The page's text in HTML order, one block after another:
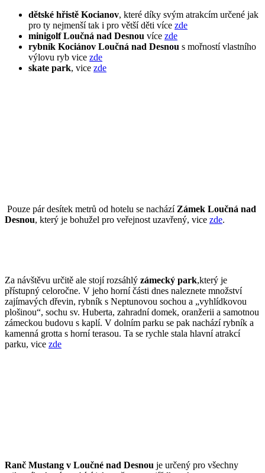
dětské hřistě Kocianov, které díky svým atrakcím určené jak
pro ty nejmenší tak i pro větší děti více zde
minigolf Loučná nad Desnou více zde
rybník Kociánov Loučná nad Desnou s mořností vlastního
výlovu ryb vice zde
skate park, vice zde
Pouze pár desítek metrů od hotelu se nacházíZámek Loučná nad
Desnou, který je bohužel pro veřejnost uzavřený, vice zde.
Za návštěvu určitě ale stojí rozsáhlý zámecký park,který je
přístupný celoročne. V jeho horní části dnes naleznete množství
zajímavých dřevin, rybník s Neptunovou sochou a „vyhlídkovou
plošinou“, sochu sv. Huberta, zahradní domek, oranžerii a samotnou
zámeckou budovu s kaplí. V dolním parku se pak nachází rybník a
kamenná grotta s horní terasou. Ta se rychle stala hlavní atrakcí
parku, vice zde
Ranč Mustang v Loučné nad Desnou je určený pro všechny